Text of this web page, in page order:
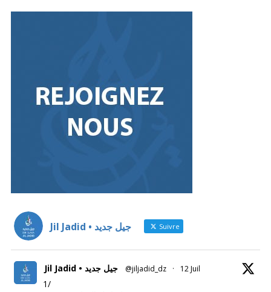
Jil Jadid • جيل جديد Suivre
Jil Jadid • جيل جديد @jiljadid_dz · 12 Juil
1/